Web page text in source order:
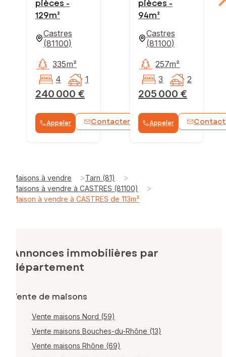
pièces -
129m²
Castres
(81100)
240 000 €
335m²
4
1
Appeler Contacter WhatsApp
pièces -
94m²
Castres
(81100)
205 000 €
257m²
3
2
Appeler
Maisons à vendre >Tarn (81) >
Maisons à vendre à CASTRES (81100) >
Maison à vendre à CASTRES de 113m²
Annonces immobilières par
département
Vente de maisons
Vente maisons Nord (59)
Vente maisons Bouches-du-Rhône (13)
Vente maisons Rhône (69)